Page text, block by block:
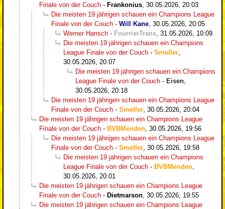
Finale von der Couch - Frankonius 30.05.2026, 20:03
Die meisten 19 jährigen schauen ein Champions League
Finale von der Couch - Will Kane 30.05.2026, 20:05
Werner Hansch - FourrierTrans 31.05.2026, 10:09
Die meisten 19 jährigen schauen ein Champions
League Finale von der Couch - Smeller
30.05.2026, 20:07
Die meisten 19 jährigen schauen ein Champions
League Finale von der Couch - Eisen
30.05.2026, 20:18
Die meisten 19 jährigen schauen ein Champions League
Finale von der Couch - Smeller 30.05.2026, 20:04
Die meisten 19 jährigen schauen ein Champions League
Finale von der Couch - BVBMenden 30.05.2026, 19:56
Die meisten 19 jährigen schauen ein Champions League
Finale von der Couch - Smeller 30.05.2026, 19:58
Die meisten 19 jährigen schauen ein Champions
League Finale von der Couch - BVBMenden
30.05.2026, 20:01
Die meisten 19 jährigen schauen ein Champions League
Finale von der Couch - Dietmarson 30.05.2026, 19:55
Die meisten 19 jährigen schauen ein Champions League